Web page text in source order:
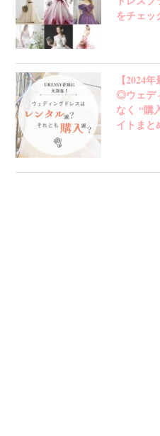
をチェ
【2024
◎ウェデ
なく “購
イトまと